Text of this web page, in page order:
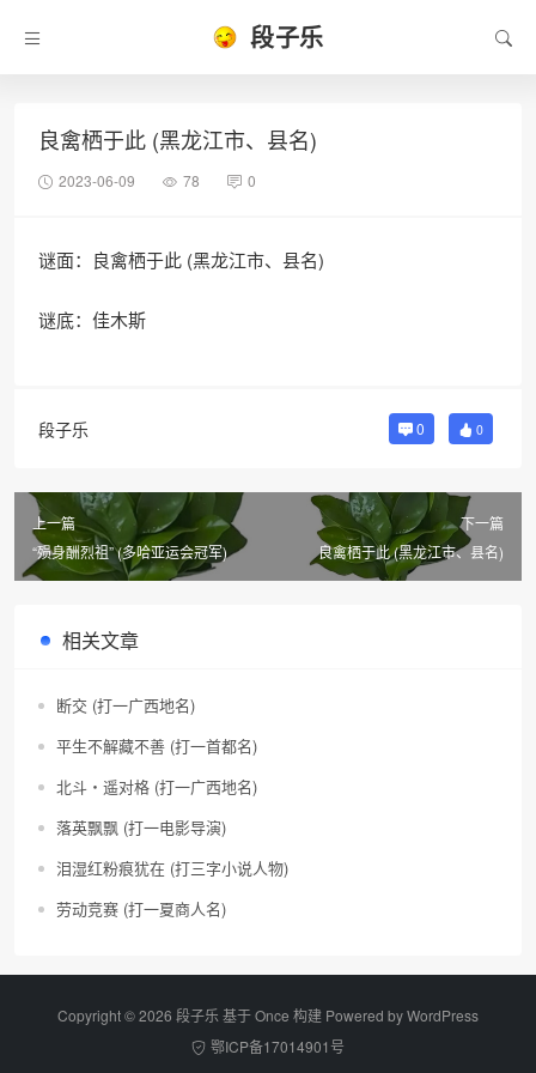
段子乐
良禽栖于此 (黑龙江市、县名)
2023-06-09 78 0
谜面：良禽栖于此 (黑龙江市、县名)
谜底：佳木斯
段子乐 0 0
上一篇
“殒身酬烈祖” (多哈亚运会冠军)
下一篇
良禽栖于此 (黑龙江市、县名)
相关文章
断交 (打一广西地名)
平生不解藏不善 (打一首都名)
北斗・遥对格 (打一广西地名)
落英飘飘 (打一电影导演)
泪湿红粉痕犹在 (打三字小说人物)
劳动竞赛 (打一夏商人名)
Copyright © 2026 段子乐 基于 Once 构建 Powered byWordPress
鄂ICP备17014901号